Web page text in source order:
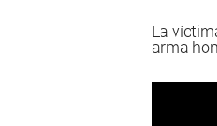
La
arma